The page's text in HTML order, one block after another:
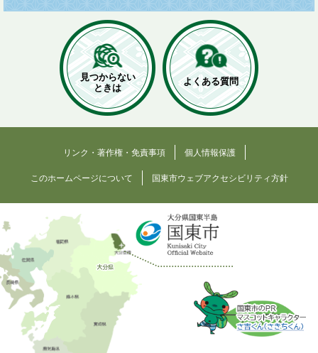
見つからない
ときは
よくある質問
リンク・著作権・免責事項 個人情報保護
このホームページについて 国東市ウェブアクセシビリティ方針